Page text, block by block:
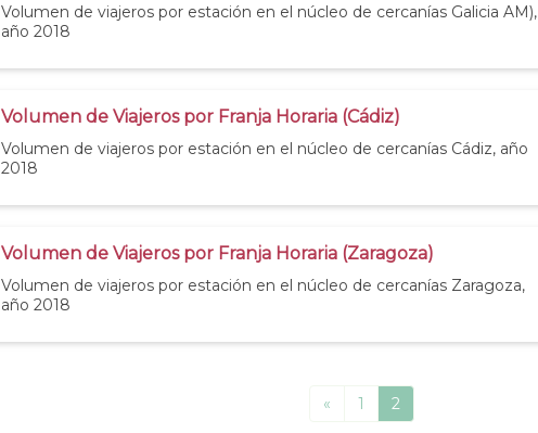
Volumen de viajeros por estación en el núcleo de cercanías Galicia AM),
año 2018
Volumen de Viajeros por Franja Horaria (Cádiz)
Volumen de viajeros por estación en el núcleo de cercanías Cádiz, año
2018
Volumen de Viajeros por Franja Horaria (Zaragoza)
Volumen de viajeros por estación en el núcleo de cercanías Zaragoza,
año 2018
« 1 2